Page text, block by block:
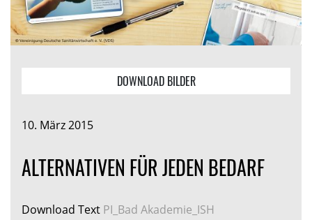
DOWNLOAD BILDER
10. März 2015
ALTERNATIVEN FÜR JEDEN BEDARF
Download Text PI_Bad Akademie_ISH